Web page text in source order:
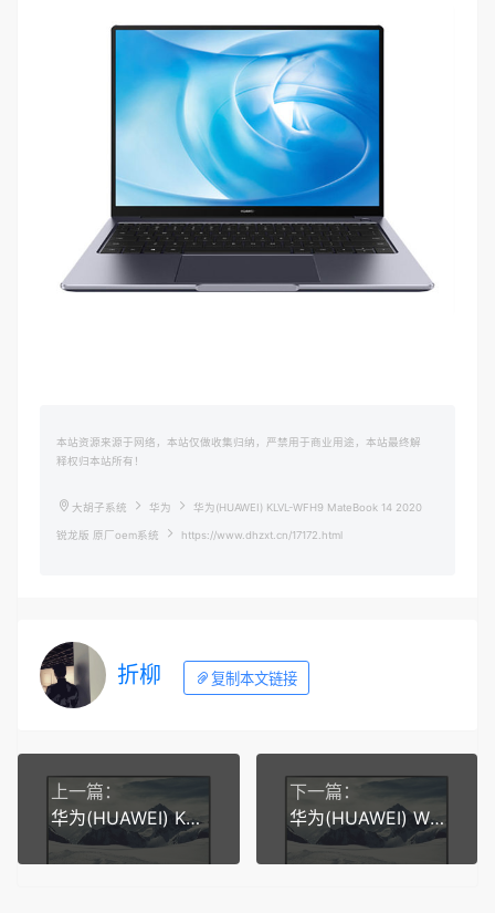
本站资源来源于网络，本站仅做收集归纳，严禁用于商业用途，本站最终解
释权归本站所有！
大胡子系统 华为 华为(HUAWEI) KLVL-WFH9 MateBook 14 2020
锐龙版 原厂oem系统 https://www.dhzxt.cn/17172.html
折柳 复制本文链接
上一篇：
华为(HUAWEI) KLVD-WFH9 MateBook 14 2021 I5-11代U原厂oem系统
下一篇：
华为(HUAWEI) WRTB-WFH9L MateBook 13 2020 I5-10210U原厂oem系统